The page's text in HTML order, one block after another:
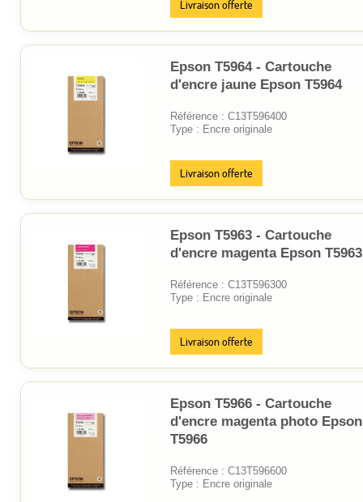
Livraison offerte
Epson T5964 - Cartouche
d'encre jaune Epson T5964
Référence : C13T596400
Type : Encre originale
Livraison offerte
Epson T5963 - Cartouche
d'encre magenta Epson T5963
Référence : C13T596300
Type : Encre originale
Livraison offerte
Epson T5966 - Cartouche
d'encre magenta photo Epson
T5966
Référence : C13T596600
Type : Encre originale